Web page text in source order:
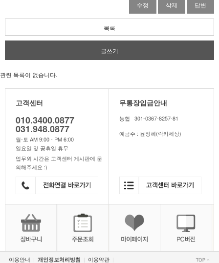
수정 삭제 답변
목록
글쓰기
관련 목록이 없습니다.
고객센터
010.3400.0877
031.948.0877
월-토 AM 9:00 - PM 6:00
일요일 및 공휴일 휴무
업무외 시간은 고객센터 게시판에 문
의해주세요 :)
무통장입금안내
농협 301-0367-8257-81
예금주 : 윤정혜(락카세상)
이용안내 | 개인정보처리방침 | 이용약관|